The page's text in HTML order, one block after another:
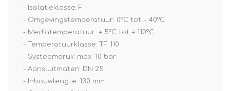
- Isolatieklasse: F
- Omgevingstemperatuur: 0°C tot + 40°C
- Mediatemperatuur: + 5°C tot + 110°C
- Temperatuurklasse: TF 110
- Systeemdruk: max. 10 bar
- Aansluitmaten: DN 25
- Inbouwlengte: 130 mm